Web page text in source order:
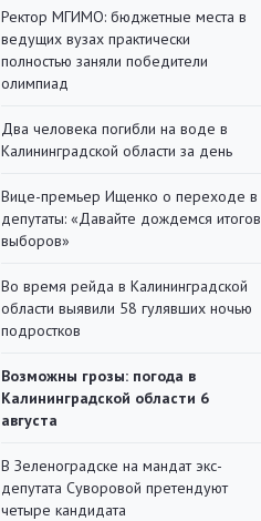
Ректор МГИМО: бюджетные места в
ведущих вузах практически
полностью заняли победители
олимпиад
Два человека погибли на воде в
Калининградской области за день
Вице-премьер Ищенко о переходе в
депутаты: «Давайте дождемся итогов
выборов»
Во время рейда в Калининградской
области выявили 58 гулявших ночью
подростков
Возможны грозы: погода в
Калининградской области 6
августа
В Зеленоградске на мандат экс-
депутата Суворовой претендуют
четыре кандидата